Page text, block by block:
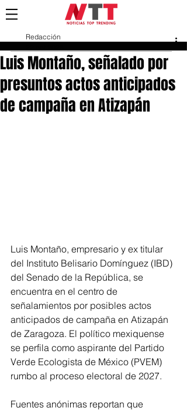
Luis Montaño, señalado por
presuntos actos anticipados
de campaña en Atizapán
Redacción
Luis Montaño, empresario y ex titular
del Instituto Belisario Domínguez (IBD)
del Senado de la República, se
encuentra en el centro de
señalamientos por posibles actos
anticipados de campaña en Atizapán
de Zaragoza. El político mexiquense
se perfila como aspirante del Partido
Verde Ecologista de México (PVEM)
rumbo al proceso electoral de 2027.
Fuentes anónimas reportan que